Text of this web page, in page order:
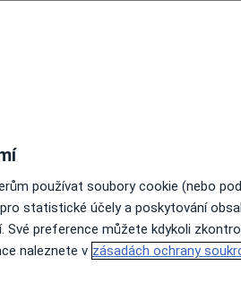
používat soubory cookie (nebo
statistické účely a poskytování
Své preference můžete kdykoli
naleznete v zásadách ochrany